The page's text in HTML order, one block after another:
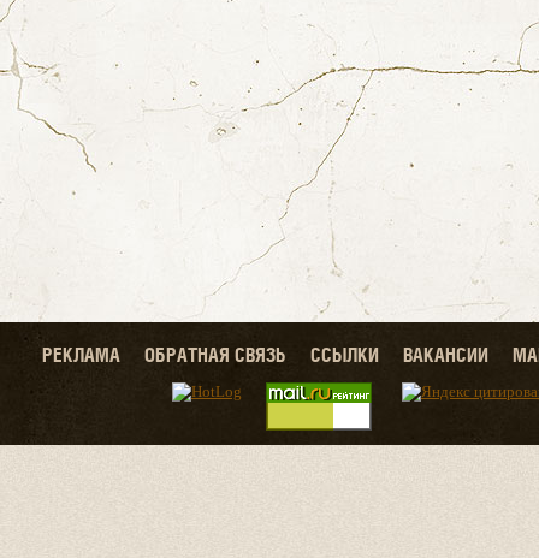
РЕКЛАМА ОБРАТНАЯ СВЯЗЬ ССЫЛКИ ВАКАНСИИ